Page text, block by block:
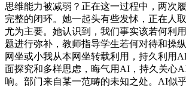
思维能力被减弱？正在这一过程中，两次
完整的闭环。她一起头有些发怵，正在人
尤为主要。她认识到，我们事实该若何利
题进行弥补，教师指导学生若何对待和操
网坐或小我从本网坐转载利用，持久利用
面探究和多样思虑，晦气用AI，持久关心
响。部门来自某一范畴的未知之处。AI似